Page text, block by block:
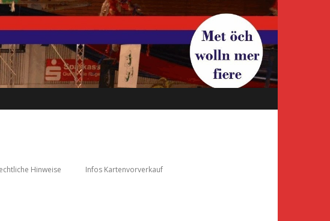
Hinweise Infos Kartenvorverkauf